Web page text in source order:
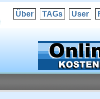
Über TAGs User